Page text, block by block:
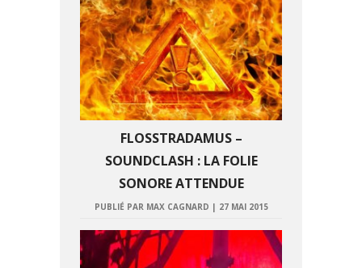
FLOSSTRADAMUS –
SOUNDCLASH : LA FOLIE
SONORE ATTENDUE
PUBLIÉ PAR MAX CAGNARD | 27 MAI 2015